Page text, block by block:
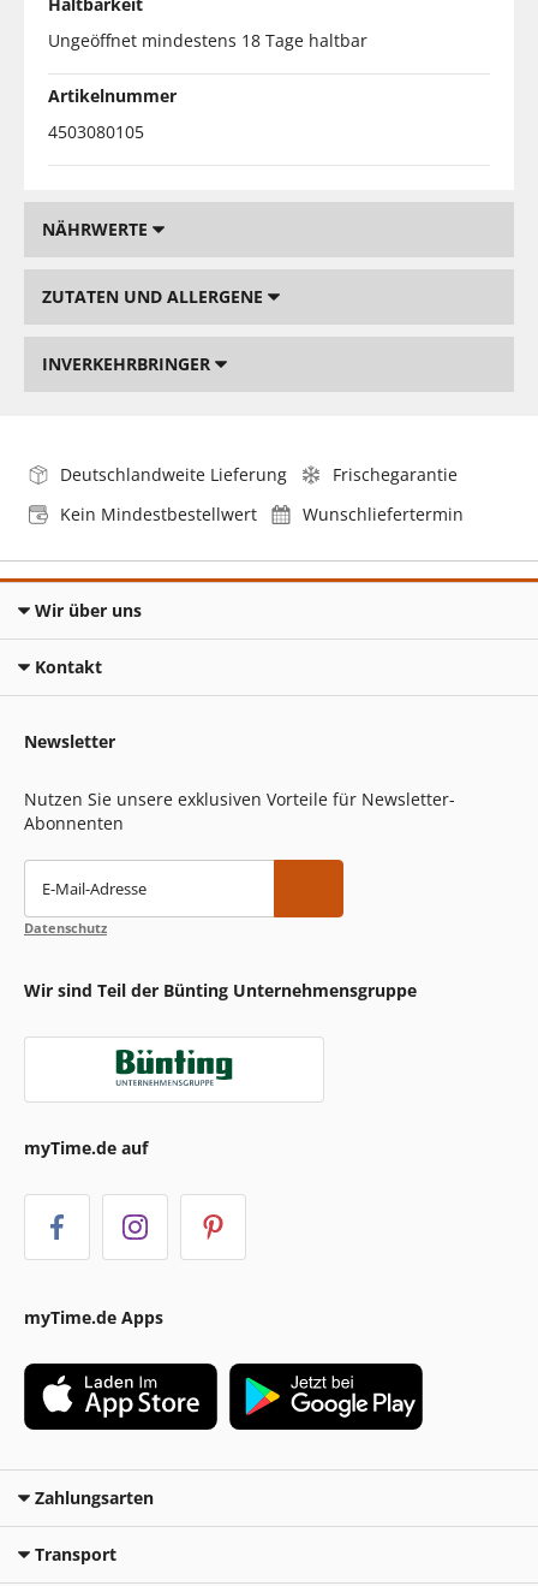
Ungeöffnet mindestens 18 Tage haltbar
Artikelnummer
4503080105
NÄHRWERTE
ZUTATEN UND ALLERGENE
INVERKEHRBRINGER
Deutschlandweite Lieferung
Frischegarantie
Kein Mindestbestellwert
Wunschliefertermin
Wir über uns
Kontakt
Newsletter
Nutzen Sie unsere exklusiven Vorteile für Newsletter-
Abonnenten
E-Mail-Adresse
Datenschutz
Wir sind Teil der Bünting Unternehmensgruppe
myTime.de auf
myTime.de Apps
Zahlungsarten
Transport